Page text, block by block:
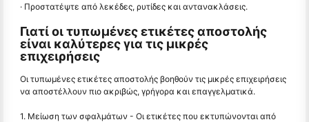
· Προστατέψτε από λεκέδες, ρυτίδες και αντανακλάσεις.
Γιατί οι τυπωμένες ετικέτες αποστολής
είναι καλύτερες για τις μικρές
επιχειρήσεις
Οι τυπωμένες ετικέτες αποστολής βοηθούν τις μικρές επιχειρήσεις
να αποστέλλουν πιο ακριβώς, γρήγορα και επαγγελματικά.
1. Μείωση των σφαλμάτων - Οι ετικέτες που εκτυπώνονται από